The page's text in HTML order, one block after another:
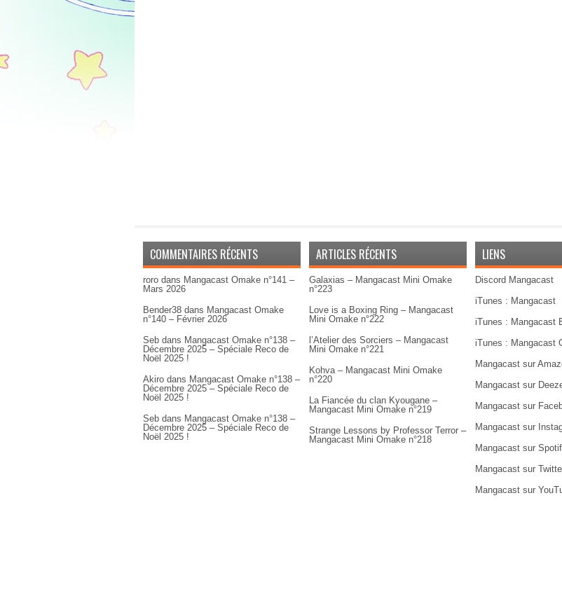
COMMENTAIRES RÉCENTS
roro dans Mangacast Omake n°141 –
Mars 2026
Bender38 dans Mangacast Omake
n°140 – Février 2026
Seb dans Mangacast Omake n°138 –
Décembre 2025 – Spéciale Reco de
Noël 2025 !
Akiro dans Mangacast Omake n°138 –
Décembre 2025 – Spéciale Reco de
Noël 2025 !
Seb dans Mangacast Omake n°138 –
Décembre 2025 – Spéciale Reco de
Noël 2025 !
ARTICLES RÉCENTS
Galaxias – Mangacast Mini Omake
n°223
Love is a Boxing Ring – Mangacast
Mini Omake n°222
l’Atelier des Sorciers – Mangacast
Mini Omake n°221
Kohva – Mangacast Mini Omake
n°220
La Fiancée du clan Kyougane –
Mangacast Mini Omake n°219
Strange Lessons by Professor Terror –
Mangacast Mini Omake n°218
LIENS
Discord Mangacast
iTunes : Mangacast
iTunes : Mangacast
iTunes : Mangacast
Mangacast sur
Mangacast sur
Mangacast sur
Mangacast sur
Mangacast sur
Mangacast sur
Mangacast sur